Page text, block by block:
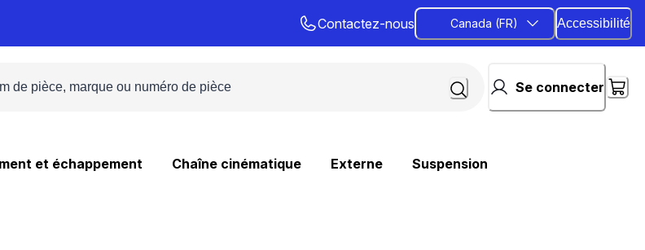
Contactez-nous Canada (FR) Accessibilité
Se connecter
et échappement Chaîne cinématique Externe Suspension